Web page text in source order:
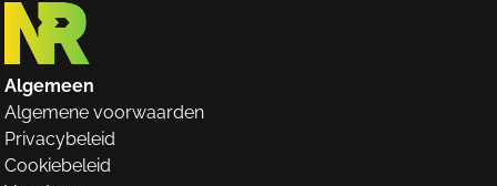
Algemeen
Algemene voorwaarden
Privacybeleid
Cookiebeleid